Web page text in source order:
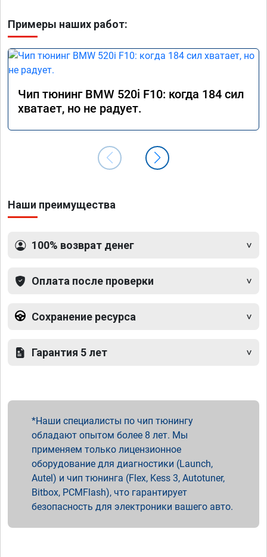
Примеры наших работ:
Чип тюнинг BMW 520i F10: когда 184 сил
хватает, но не радует.
Наши преимущества
100% возврат денег
Оплата после проверки
Сохранение ресурса
Гарантия 5 лет
Наши специалисты по чип тюнингу
обладают опытом более 8 лет. Мы
применяем только лицензионное
оборудование для диагностики (Launch,
Autel) и чип тюнинга (Flex, Kess 3, Autotuner,
Bitbox, PCMFlash), что гарантирует
безопасность для электроники вашего авто.